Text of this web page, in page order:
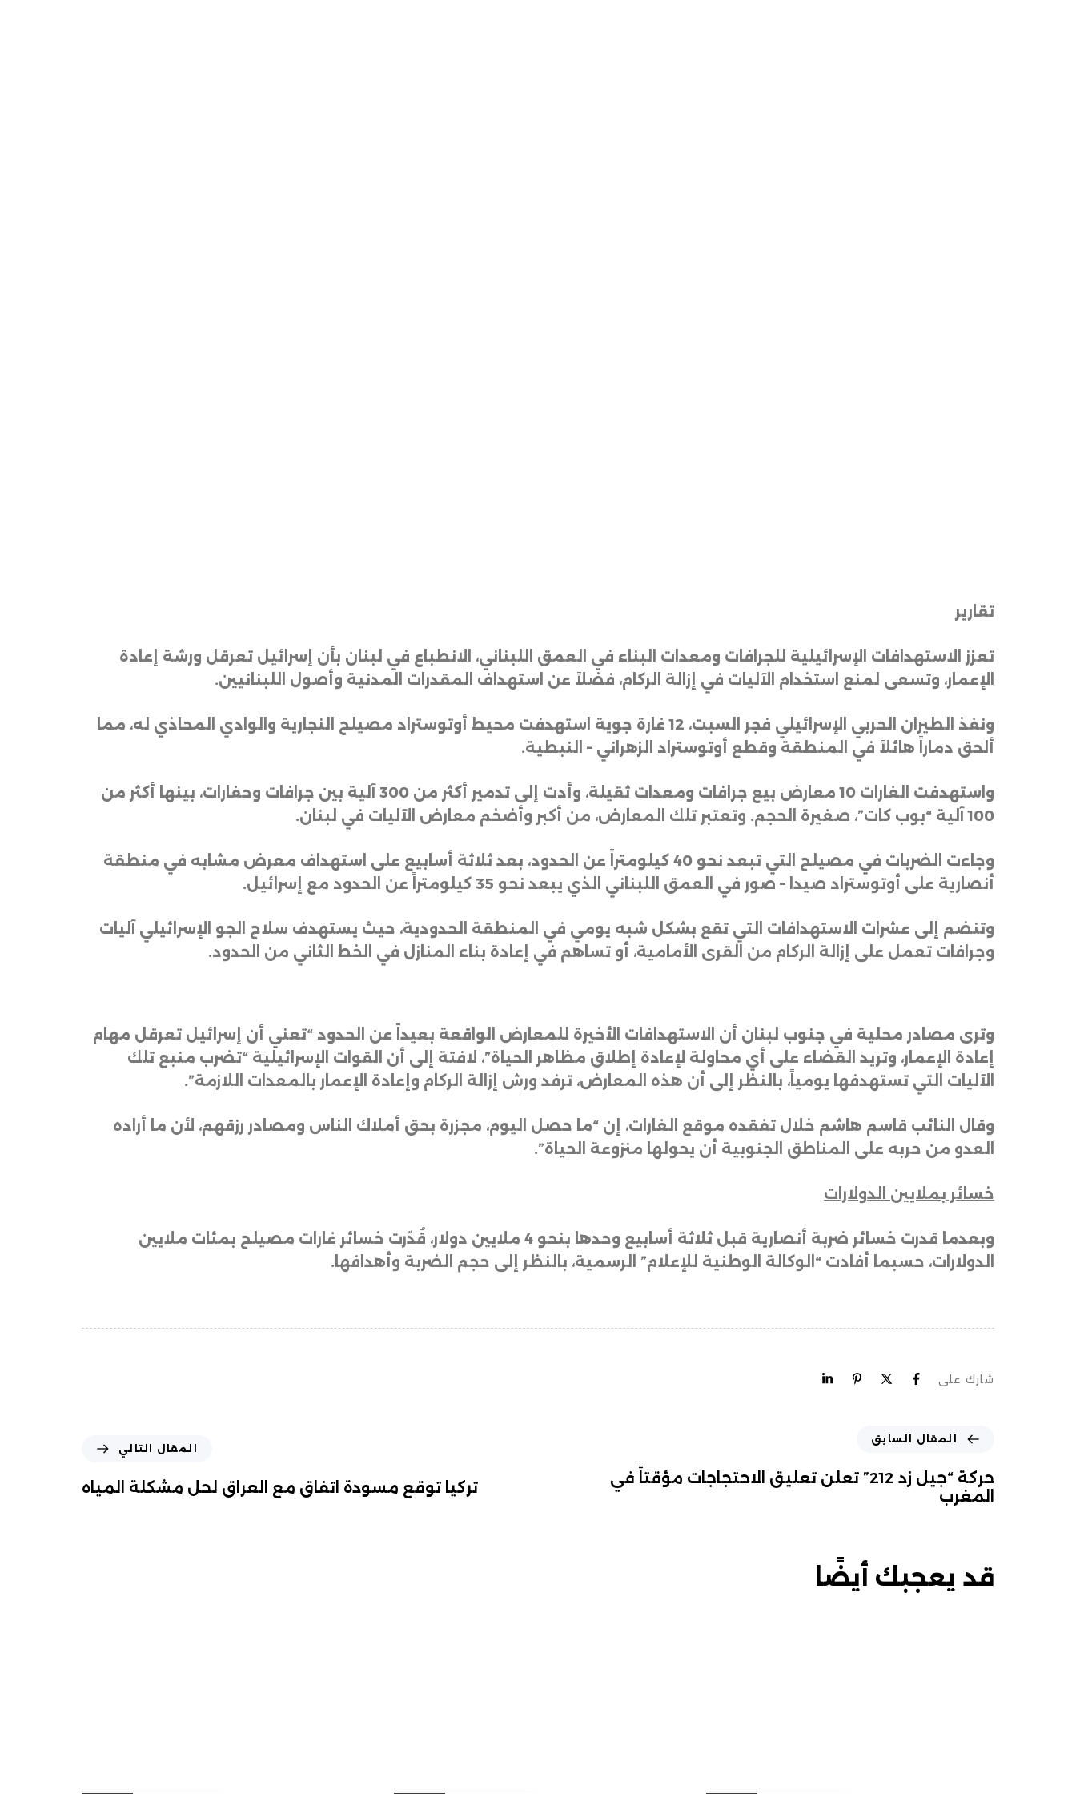
تقارير
تعزز الاستهدافات الإسرائيلية للجرافات ومعدات البناء في العمق اللبناني، الانطباع في لبنان بأن إسرائيل تعرقل ورشة إعادة
الإعمار، وتسعى لمنع استخدام الآليات في إزالة الركام، فضلاً عن استهداف المقدرات المدنية وأصول اللبنانيين.
ونفذ الطيران الحربي الإسرائيلي فجر السبت، 12 غارة جوية استهدفت محيط أوتوستراد مصيلح النجارية والوادي المحاذي له، مما
ألحق دماراً هائلاً في المنطقة وقطع أوتوستراد الزهراني – النبطية.
واستهدفت الغارات 10 معارض بيع جرافات ومعدات ثقيلة، وأدت إلى تدمير أكثر من 300 آلية بين جرافات وحفارات، بينها أكثر من
100 آلية “بوب كات”، صغيرة الحجم. وتعتبر تلك المعارض، من أكبر وأضخم معارض الآليات في لبنان
.
وجاءت الضربات في مصيلح التي تبعد نحو 40 كيلومتراً عن الحدود، بعد ثلاثة أسابيع على استهداف معرض مشابه في منطقة
أنصارية على أوتوستراد صيدا – صور في العمق اللبناني الذي يبعد نحو 35 كيلومتراً عن الحدود مع إسرائيل
.
وتنضم إلى عشرات الاستهدافات التي تقع بشكل شبه يومي في المنطقة الحدودية، حيث يستهدف سلاح الجو الإسرائيلي آليات
وجرافات تعمل على إزالة الركام من القرى الأمامية، أو تساهم في إعادة بناء المنازل في الخط الثاني من الحدود.
وترى مصادر محلية في جنوب لبنان أن الاستهدافات الأخيرة للمعارض الواقعة بعيداً عن الحدود “تعني أن إسرائيل تعرقل مهام
إعادة الإعمار، وتريد القضاء على أي محاولة لإعادة إطلاق مظاهر الحياة”، لافتة إلى أن القوات الإسرائيلية “تضرب منبع تلك
الآليات التي تستهدفها يومياً، بالنظر إلى أن هذه المعارض، ترفد ورش إزالة الركام وإعادة الإعمار بالمعدات اللازمة”.
وقال النائب قاسم هاشم خلال تفقده موقع الغارات، إن “ما حصل اليوم، مجزرة بحق أملاك الناس ومصادر رزقهم، لأن ما أراده
العدو من حربه على المناطق الجنوبية أن يحولها منزوعة الحياة”.
خسائر بملايين الدولارات
وبعدما قدرت خسائر ضربة أنصارية قبل ثلاثة أسابيع وحدها بنحو 4 ملايين دولار، قُدّرت خسائر غارات مصيلح بمئات ملايين
الدولارات، حسبما أفادت “الوكالة الوطنية للإعلام” الرسمية، بالنظر إلى حجم الضربة وأهدافها.
شارك على
المقال السابق
حركة “جيل زد 212” تعلن تعليق الاحتجاجات مؤقتاً في
المغرب
المقال التالي
تركيا توقع مسودة اتفاق مع العراق لحل مشكلة المياه
قد يعجبك أيضًا